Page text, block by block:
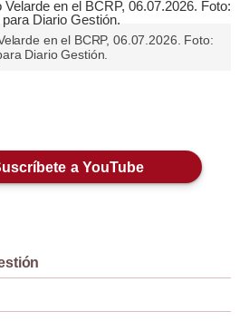
en el BCRP, 06.07.2026. Foto:
Diario Gestión.
a YouTube